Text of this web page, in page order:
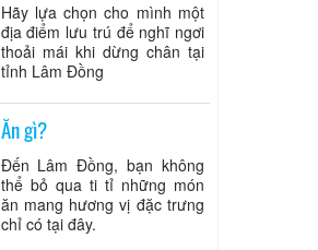
Hãy lựa chọn cho mình một
địa điểm lưu trú để nghĩ ngơi
thoải mái khi dừng chân tại
tỉnh Lâm Đồng
Ăn gì?
Đến Lâm Đồng, bạn không
thể bỏ qua ti tỉ những món
ăn mang hương vị đặc trưng
chỉ có tại đây.